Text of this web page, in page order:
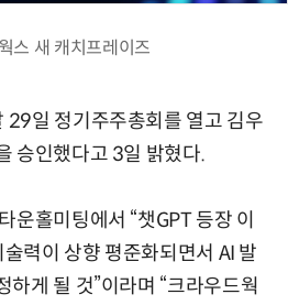
스 새 캐치프레이즈
29일 정기주주총회를 열고 김우
승인했다고 3일 밝혔다.
운홀미팅에서 “챗GPT 등장 이
력이 상향 평준화되면서 AI 발
하게 될 것”이라며 “크라우드웍